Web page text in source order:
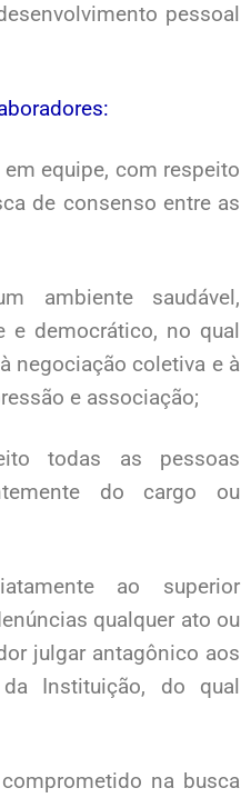
pessoal
equipe, com respeito
de consenso entre as
ambiente saudável,
e democrático, no qual
negociação coletiva e à
e associação;
todas as pessoas
do cargo ou
ao superior
qualquer ato ou
julgar antagônico aos
Instituição, do qual
na busca